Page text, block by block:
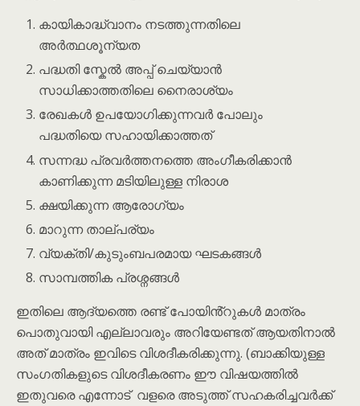
കായികാദ്ധ്വാനം നടത്തുന്നതിലെ
അർത്ഥശൂന്യത
പദ്ധതി സ്കേൽ അപ്പ് ചെയ്യാൻ
സാധിക്കാത്തതിലെ നൈരാശ്യം
രേഖകൾ ഉപയോഗിക്കുന്നവർ പോലും
പദ്ധതിയെ സഹായിക്കാത്തത്
സന്നദ്ധ പ്രവർത്തനത്തെ അംഗീകരിക്കാൻ
കാണിക്കുന്ന മടിയിലുള്ള നിരാശ
ക്ഷയിക്കുന്ന ആരോഗ്യം
മാറുന്ന താല്പര്യം
വ്യക്തി/കുടുംബപരമായ ഘടകങ്ങൾ
സാമ്പത്തിക പ്രശ്നങ്ങൾ
ഇതിലെ ആദ്യത്തെ രണ്ട് പോയിൻ്റുകൾ മാത്രം
പൊതുവായി എല്ലാവരും അറിയേണ്ടത് ആയതിനാൽ
അത് മാത്രം ഇവിടെ വിശദീകരിക്കുന്നു. (ബാക്കിയുള്ള
സംഗതികളുടെ വിശദീകരണം ഈ വിഷയത്തിൽ
ഇതുവരെ എന്നോട് വളരെ അടുത്ത് സഹകരിച്ചവർക്ക്